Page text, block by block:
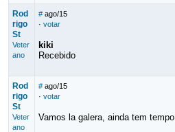
Rod
rigo
St
Veter
ano
# ago/15
· votar
kiki
Recebido
Rod
rigo
St
Veter
ano
# ago/15
· votar
Vamos la galera, ainda tem tempo